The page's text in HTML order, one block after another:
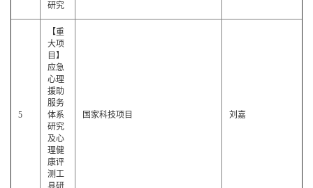
研究
5
【重
大项
目】
应急
心理
援助
服务
体系
研究
及心
理健
康评
测工
具研
国家科技项目 刘嘉